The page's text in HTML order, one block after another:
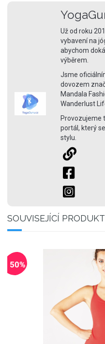
Už od roku
vybavení na
abychom
výběrem.
Jsme
dovozem
Mandala
Wanderlust
Provozujeme
portál, který
stylu.
SOUVISEJÍCÍ
- 50%